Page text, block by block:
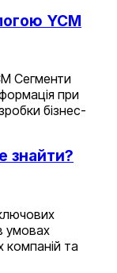
YCM
Сегменти
при
бізнес-
знайти?
умовах
компаній та